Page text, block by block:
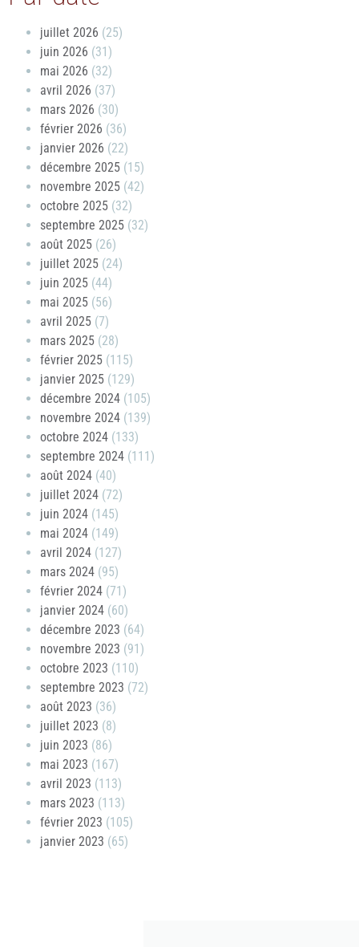
juillet 2026 (25)
juin 2026 (31)
mai 2026 (32)
avril 2026 (37)
mars 2026 (30)
février 2026 (36)
janvier 2026 (22)
décembre 2025 (15)
novembre 2025 (42)
octobre 2025 (32)
septembre 2025 (32)
août 2025 (26)
juillet 2025 (24)
juin 2025 (44)
mai 2025 (56)
avril 2025 (7)
mars 2025 (28)
février 2025 (115)
janvier 2025 (129)
décembre 2024 (105)
novembre 2024 (139)
octobre 2024 (133)
septembre 2024 (111)
août 2024 (40)
juillet 2024 (72)
juin 2024 (145)
mai 2024 (149)
avril 2024 (127)
mars 2024 (95)
février 2024 (71)
janvier 2024 (60)
décembre 2023 (64)
novembre 2023 (91)
octobre 2023 (110)
septembre 2023 (72)
août 2023 (36)
juillet 2023 (8)
juin 2023 (86)
mai 2023 (167)
avril 2023 (113)
mars 2023 (113)
février 2023 (105)
janvier 2023 (65)